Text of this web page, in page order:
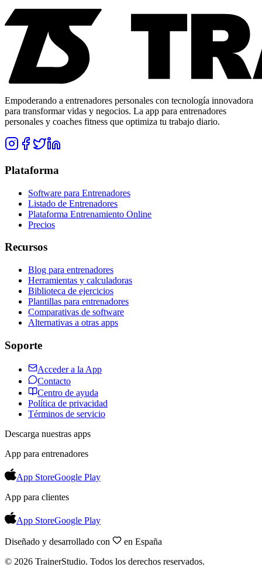
Empoderando a entrenadores personales con tecnología innovadora
para transformar vidas y negocios. La app para entrenadores
personales y coaches fitness que optimiza tu trabajo diario.
Plataforma
Software para Entrenadores
Listado de Entrenadores
Plataforma Entrenamiento Online
Precios
Recursos
Blog para entrenadores
Herramientas y calculadoras
Biblioteca de ejercicios
Plantillas para entrenadores
Comparativas de software
Alternativas a otras apps
Soporte
Acceder a la App
Contacto
Centro de ayuda
Política de privacidad
Términos de servicio
Descarga nuestras apps
App para entrenadores
App StoreGoogle Play
App para clientes
App StoreGoogle Play
Diseñado y desarrollado con
en España
© 2026 TrainerStudio. Todos los derechos reservados.